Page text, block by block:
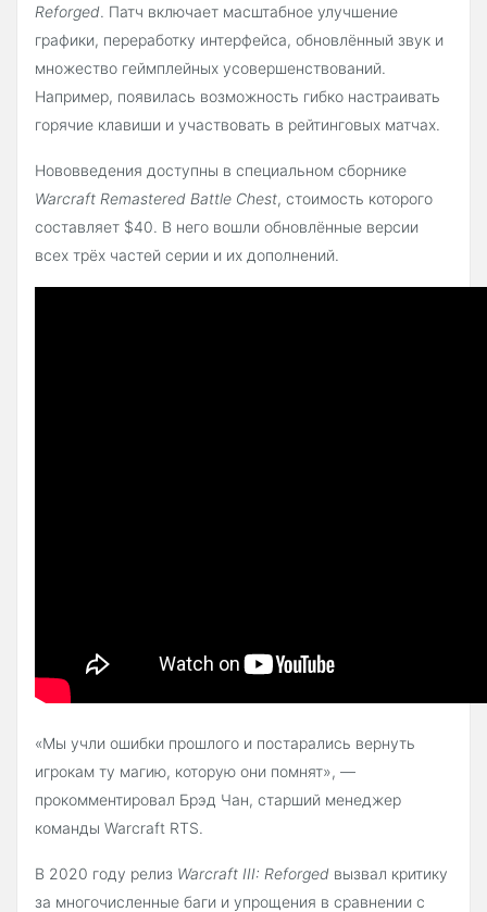
Reforged. Патч включает масштабное улучшение
графики, переработку интерфейса, обновлённый звук и
множество геймплейных усовершенствований.
Например, появилась возможность гибко настраивать
горячие клавиши и участвовать в рейтинговых матчах.
Нововведения доступны в специальном сборнике
Warcraft Remastered Battle Chest, стоимость которого
составляет $40. В него вошли обновлённые версии
всех трёх частей серии и их дополнений.
«Мы учли ошибки прошлого и постарались вернуть
игрокам ту магию, которую они помнят», —
прокомментировал Брэд Чан, старший менеджер
команды Warcraft RTS.
В 2020 году релиз Warcraft III: Reforged вызвал критику
за многочисленные баги и упрощения в сравнении с